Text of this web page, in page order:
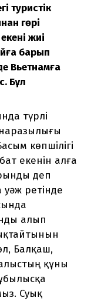
туристік
гөрі
жиі
барып
Вьетнамға
Бұл
түрлі
көпшілігі
екенін алға
деп
ретінде
алып
Балқаш,
құны
Суық